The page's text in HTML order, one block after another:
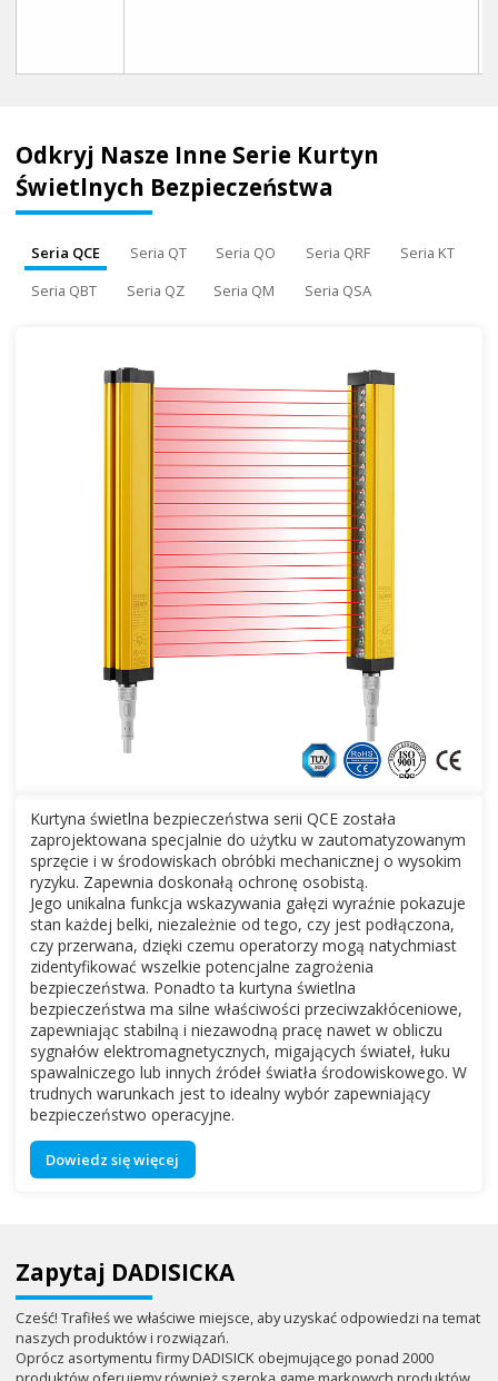
Odkryj Nasze Inne Serie Kurtyn
Świetlnych Bezpieczeństwa
Seria QCE Seria QT Seria QO Seria QRF
Seria KT
Seria QBT
Seria QZ Seria QM Seria QSA
Kurtyna świetlna bezpieczeństwa serii QCE została
zaprojektowana specjalnie do użytku w zautomatyzowanym
sprzęcie i w środowiskach obróbki mechanicznej o wysokim
ryzyku. Zapewnia doskonałą ochronę osobistą.
Jego unikalna funkcja wskazywania gałęzi wyraźnie pokazuje
stan każdej belki, niezależnie od tego, czy jest podłączona,
czy przerwana, dzięki czemu operatorzy mogą natychmiast
zidentyfikować wszelkie potencjalne zagrożenia
bezpieczeństwa. Ponadto ta kurtyna świetlna
bezpieczeństwa ma silne właściwości przeciwzakłóceniowe,
zapewniając stabilną i niezawodną pracę nawet w obliczu
sygnałów elektromagnetycznych, migających świateł, łuku
spawalniczego lub innych źródeł światła środowiskowego. W
trudnych warunkach jest to idealny wybór zapewniający
bezpieczeństwo operacyjne.
Dowiedz się więcej
Zapytaj DADISICKA
Cześć! Trafiłeś we właściwe miejsce, aby uzyskać odpowiedzi na temat
naszych produktów i rozwiązań.
Oprócz asortymentu firmy DADISICK obejmującego ponad 2000